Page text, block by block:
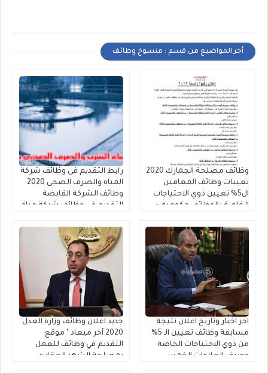
أخر المواضيع من قسم : منسوخ وظائف
وظائف مصلحة الجمارك 2020
تعينات وظائف المعاقين
ال5% تعيين ذوي الاحتياجات
الخاصة بالوظائف حكوميه ~
لمصلحة الجمارك
رابط التقديم فى وظائف شركة
المياه والصرف الصحى 2020
وظائف الشركة القابضة
التقديم فى وظائف شركة مياة
نتيجة الاختبار التحريرى
بجامعة سوهاج للمتقدمين
اخر اخبار وتاريخ اعلان نتيجة
مسابقة وظائف تعيين الـ 5%
من ذوي الاحتياجات الخاصة
وصرف العلاوات الخمس
جديد اعلان وظائف وزارة العدل
2020 آخر ميعاد " موقع
التقديم في وظائف للعمل
بمصلحة الشهر العقاري